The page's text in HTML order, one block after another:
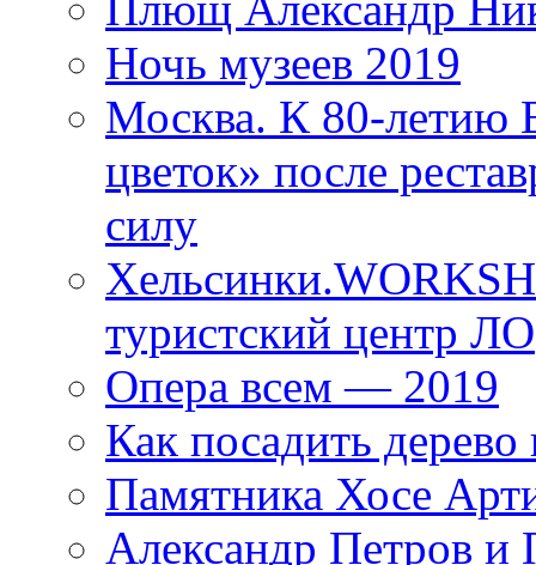
Ночь музеев 2019
Москва. К 80-
цветок» после
силу
туристский центр ЛО
Опера всем — 2019
Как посадить дерево
Памятника Хосе
Александр Петров и